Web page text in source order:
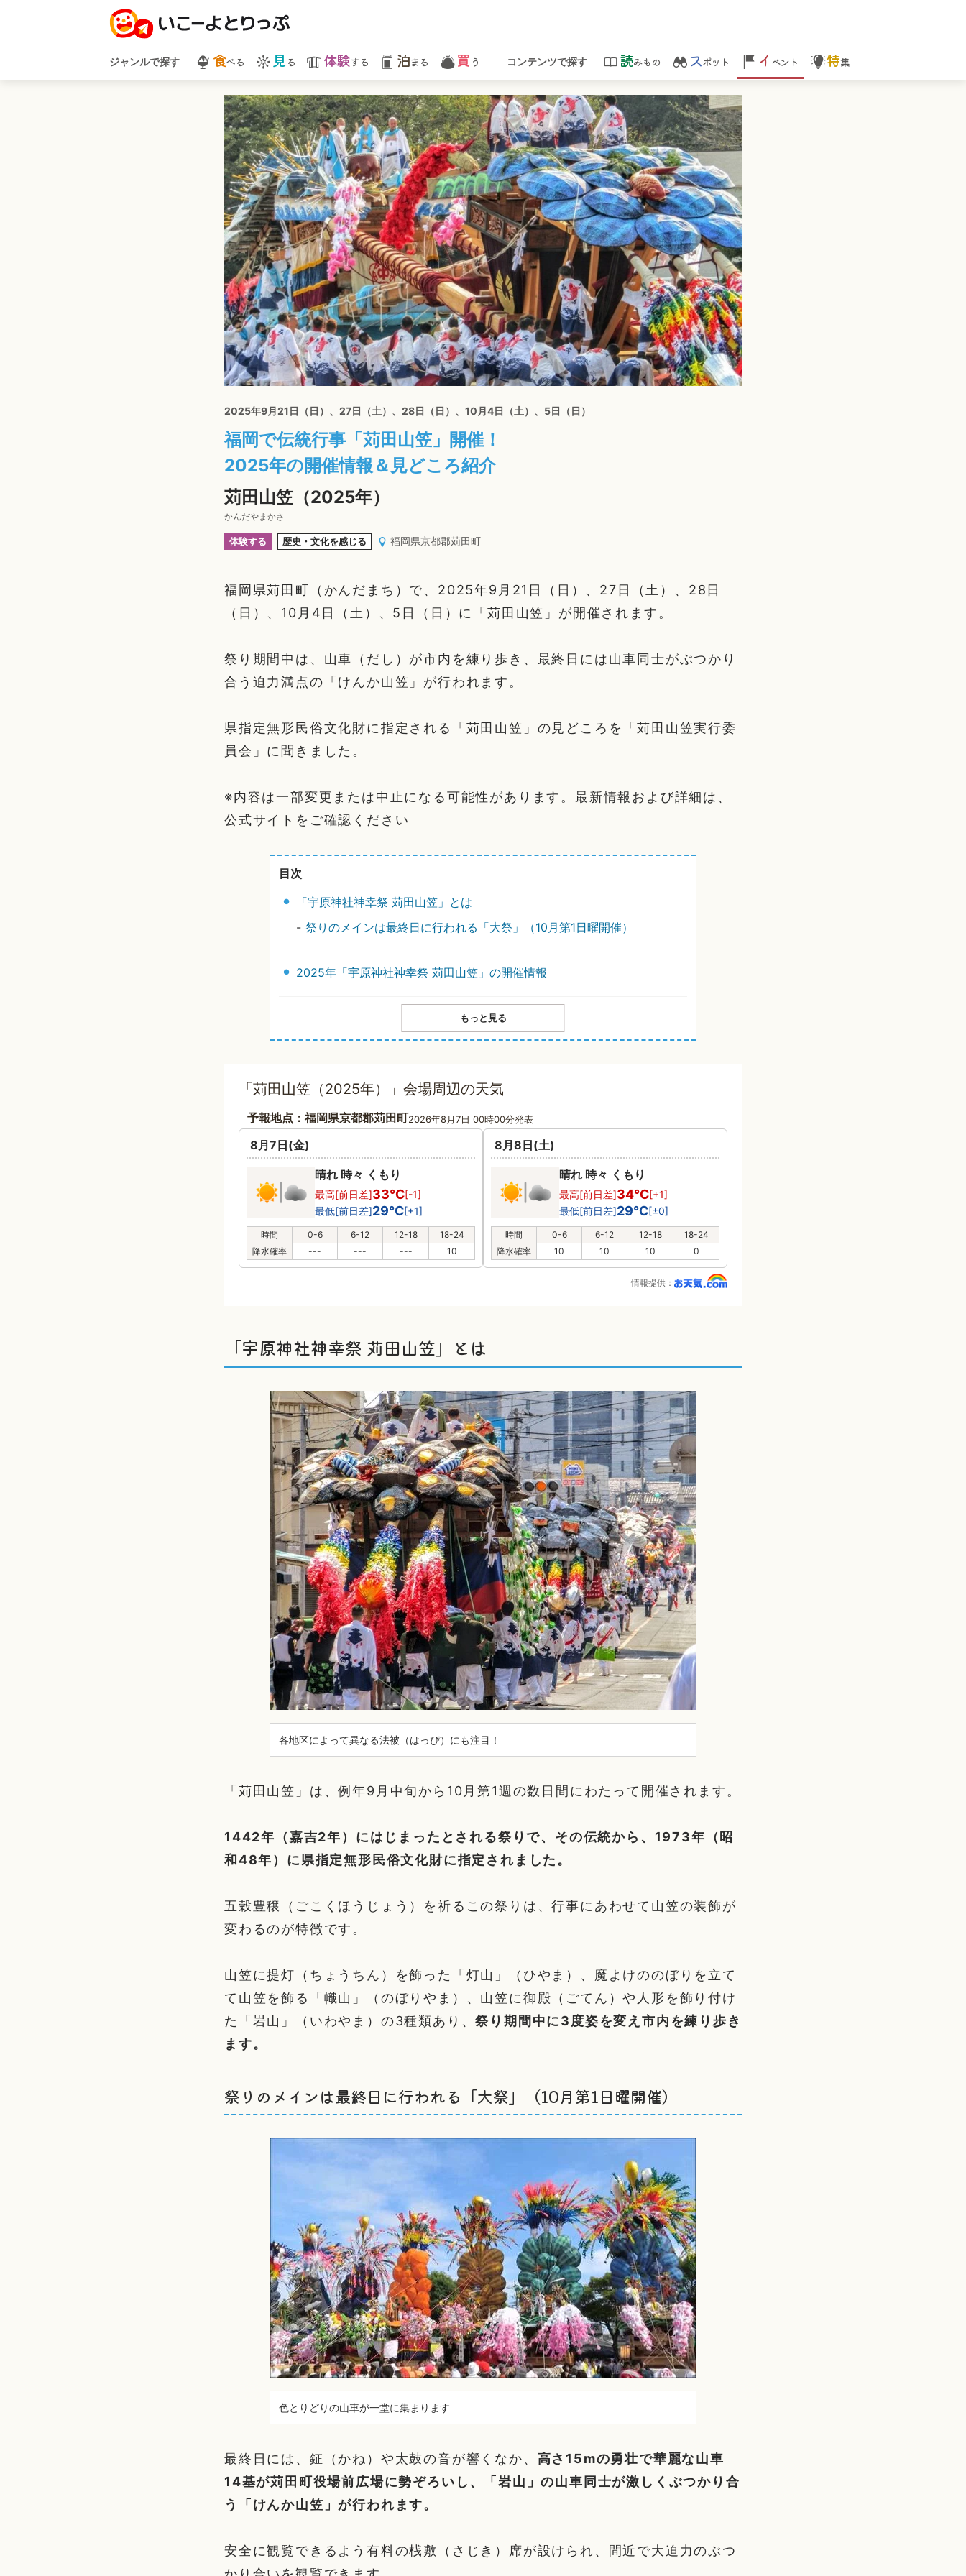
ジャンルで探す 食べる 見 る 体験する 泊まる 買 う コンテンツで探す 読みもの スポット イ ベント 特集
2025年9月21日（日）、27日（土）、28日（日）、10月4日（土）、5日（日）
福岡で伝統行事「苅田山笠」開催！
2025年の開催情報＆見どころ紹介
苅田山笠（2025年）
かんだやまかさ
体験する 歴史・文化を感じる 福岡県京都郡苅田町
福岡県苅田町（かんだまち）で、2025年9月21日（日）、27日（土）、28日
（日）、10月4日（土）、5日（日）に「苅田山笠」が開催されます。
祭り期間中は、山車（だし）が市内を練り歩き、最終日には山車同士がぶつかり
合う迫力満点の「けんか山笠」が行われます。
県指定無形民俗文化財に指定される「苅田山笠」の見どころを「苅田山笠実行委
員会」に聞きました。
※内容は一部変更または中止になる可能性があります。最新情報および詳細は、
公式サイトをご確認ください
目次
「宇原神社神幸祭 苅田山笠」とは
- 祭りのメインは最終日に行われる「大祭」（10月第1日曜開催）
2025年「宇原神社神幸祭 苅田山笠」の開催情報
もっと見る
「苅田山笠（2025年）」会場周辺の天気
予報地点：福岡県京都郡苅田町2026年8月7日 00時00分発表
8月7日(金)
晴れ 時々 くもり
最高[前日差]33℃[-1]
最低[前日差]29℃[+1]
時間 0-6 6-12 12-18
18-24
降水確率
--- --- --- 10
8月8日(土)
晴れ 時々 くもり
最高[前日差]34℃[+1]
最低[前日差]29℃[±0]
時間 0-6 6-12 12-18
18-24
降水確率
10 10 10 0
情報提供：
「宇原神社神幸祭 苅田山笠」とは
各地区によって異なる法被（はっぴ）にも注目！
「苅田山笠」は、例年9月中旬から10月第1週の数日間にわたって開催されます。
1442年（嘉吉2年）にはじまったとされる祭りで、その伝統から、1973年（昭
和48年）に県指定無形民俗文化財に指定されました。
五穀豊穣（ごこくほうじょう）を祈るこの祭りは、行事にあわせて山笠の装飾が
変わるのが特徴です。
山笠に提灯（ちょうちん）を飾った「灯山」（ひやま）、魔よけののぼりを立て
て山笠を飾る「幟山」（のぼりやま）、山笠に御殿（ごてん）や人形を飾り付け
た「岩山」（いわやま）の3種類あり、祭り期間中に3度姿を変え市内を練り歩き
ます。
祭りのメインは最終日に行われる「大祭」（10月第1日曜開催）
色とりどりの山車が一堂に集まります
最終日には、鉦（かね）や太鼓の音が響くなか、 高さ15mの勇壮で華麗な山車
14基が苅田町役場前広場に勢ぞろいし、「岩山」の山車同士が激しくぶつかり合
う「けんか山笠」が行われます。
安全に観覧できるよう有料の桟敷（さじき）席が設けられ、間近で大迫力のぶつ